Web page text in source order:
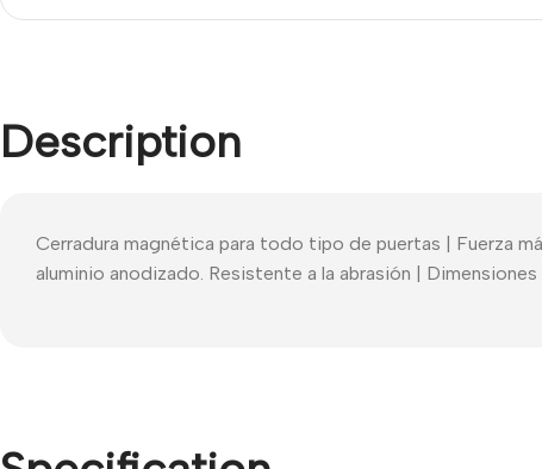
Description
Cerradura magnética para todo tipo de puertas | Fuerza
aluminio anodizado. Resistente a la abrasión |